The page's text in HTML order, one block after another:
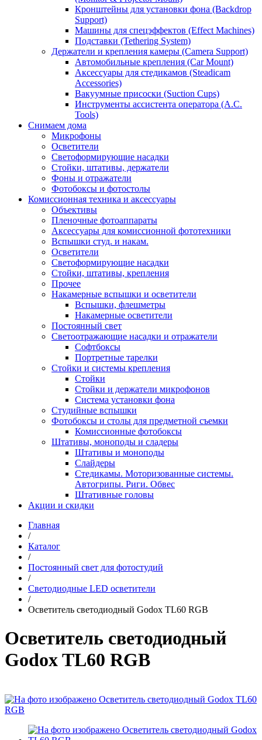
Кронштейны для установки фона (Backdrop
Support)
Машины для спецэффектов (Effect Machines)
Подставки (Tethering System)
Держатели и крепления камеры (Camera Support)
Автомобильные крепления (Car Mount)
Аксессуары для стедикамов (Steadicam
Accessories)
Вакуумные присоски (Suction Cups)
Инструменты ассистента оператора (A.C.
Tools)
Снимаем дома
Микрофоны
Осветители
Светоформирующие насадки
Стойки, штативы, держатели
Фоны и отражатели
Фотобоксы и фотостолы
Комиссионная техника и аксессуары
Объективы
Пленочные фотоаппараты
Аксессуары для комиссионной фототехники
Вспышки студ. и накам.
Осветители
Светоформирующие насадки
Стойки, штативы, крепления
Прочее
Накамерные вспышки и осветители
Вспышки, флешметры
Накамерные осветители
Постоянный свет
Светоотражающие насадки и отражатели
Софтбоксы
Портретные тарелки
Стойки и системы крепления
Стойки
Стойки и держатели микрофонов
Система установки фона
Студийные вспышки
Фотобоксы и столы для предметной съемки
Комиссионные фотобоксы
Штативы, моноподы и сладеры
Штативы и моноподы
Слайдеры
Стедикамы. Моторизованные системы.
Автогрипы. Риги. Обвес
Штативные головы
Акции и скидки
Главная
/
Каталог
/
Постоянный свет для фотостудий
/
Светодиодные LED осветители
/
Осветитель светодиодный Godox TL60 RGB
Осветитель светодиодный
Godox TL60 RGB